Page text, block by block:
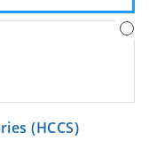
(HCCS)